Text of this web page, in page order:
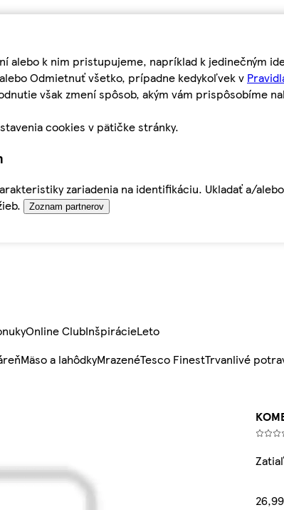
alebo k nim pristupujeme, napríklad k jedinečným
Odmietnuť všetko, prípadne kedykoľvek v
však zmení spôsob, akým vám prispôsobíme
cookies v pätičke stránky.
zariadenia na identifikáciu. Ukladať a/
Zoznam partnerov
Online ClubInšpirácieLeto
Mäso a lahôdkyMrazenéTesco FinestTrvanlivé